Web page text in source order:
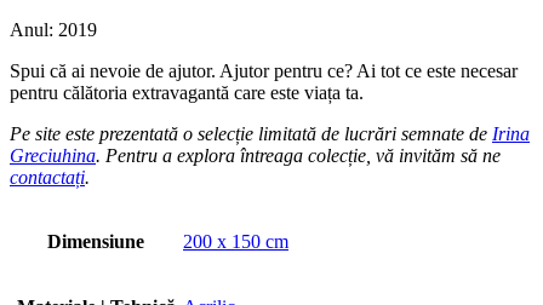
Anul: 2019
Spui că ai nevoie de ajutor. Ajutor pentru ce? Ai tot ce este necesar
pentru călătoria extravagantă care este viața ta.
Pe site este prezentată o selecție limitată de lucrări semnate de Irina
Greciuhina. Pentru a explora întreaga colecție, vă invităm să ne
contactați.
Dimensiune 200 х 150 cm